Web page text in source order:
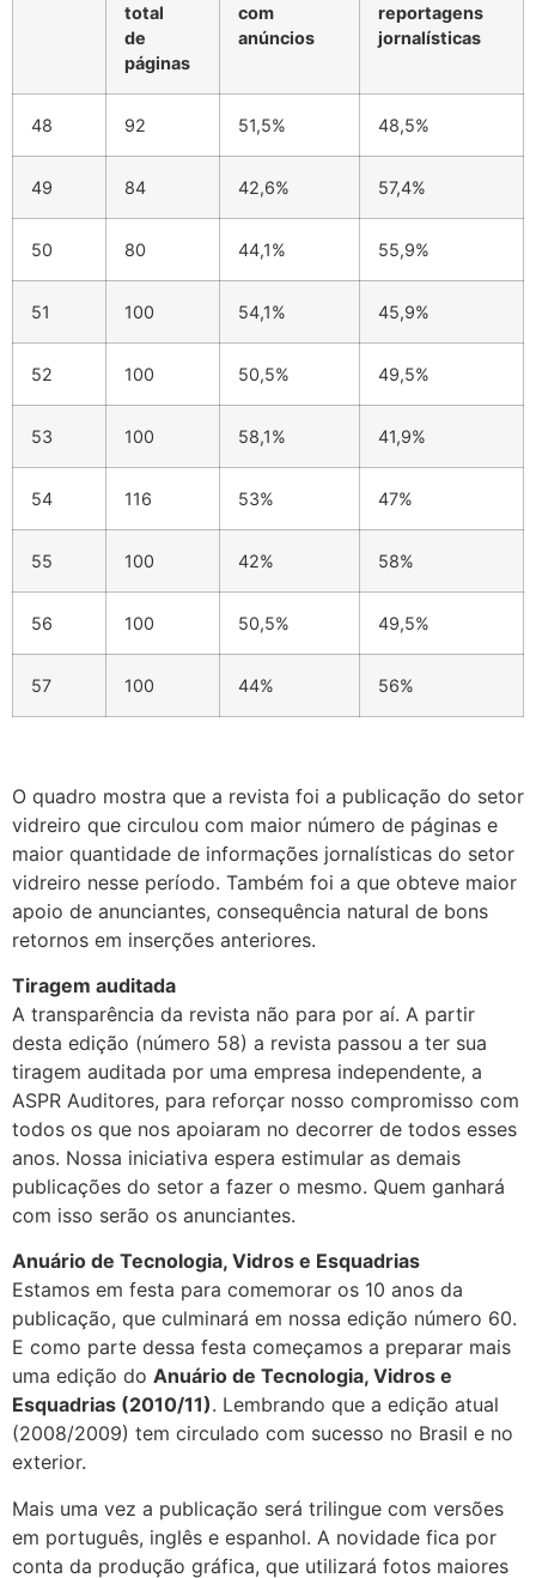
total
de
páginas
com
anúncios
reportagens
jornalísticas
48 92 51,5% 48,5%
49 84 42,6% 57,4%
50 80 44,1% 55,9%
51 100 54,1% 45,9%
52 100 50,5% 49,5%
53 100 58,1% 41,9%
54 116 53% 47%
55 100 42% 58%
56 100 50,5% 49,5%
57 100 44% 56%
O quadro mostra que a revista foi a publicação do setor
vidreiro que circulou com maior número de páginas e
maior quantidade de informações jornalísticas do setor
vidreiro nesse período. Também foi a que obteve maior
apoio de anunciantes, consequência natural de bons
retornos em inserções anteriores.
Tiragem auditada
A transparência da revista não para por aí. A partir
desta edição (número 58) a revista passou a ter sua
tiragem auditada por uma empresa independente, a
ASPR Auditores, para reforçar nosso compromisso com
todos os que nos apoiaram no decorrer de todos esses
anos. Nossa iniciativa espera estimular as demais
publicações do setor a fazer o mesmo. Quem ganhará
com isso serão os anunciantes.
Anuário de Tecnologia, Vidros e Esquadrias
Estamos em festa para comemorar os 10 anos da
publicação, que culminará em nossa edição número 60.
E como parte dessa festa começamos a preparar mais
uma edição do Anuário de Tecnologia, Vidros e
Esquadrias (2010/11). Lembrando que a edição atual
(2008/2009) tem circulado com sucesso no Brasil e no
exterior.
Mais uma vez a publicação será trilingue com versões
em português, inglês e espanhol. A novidade fica por
conta da produção gráfica, que utilizará fotos maiores